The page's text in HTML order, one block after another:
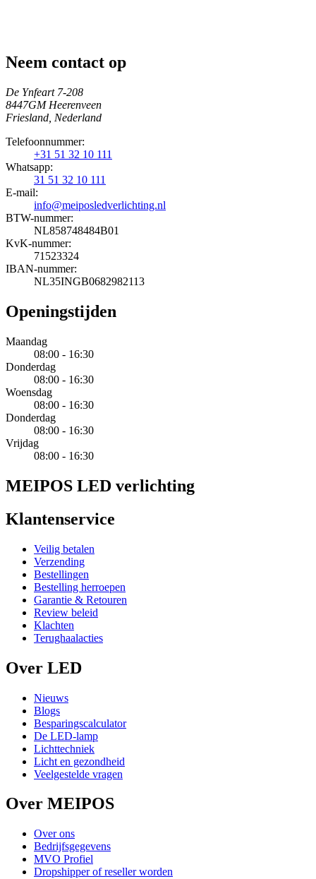
Neem contact op
De Ynfeart 7-208
8447GM Heerenveen
Friesland, Nederland
Telefoonnummer:
+31 51 32 10 111
Whatsapp:
31 51 32 10 111
E-mail:
info@meiposledverlichting.nl
BTW-nummer:
NL858748484B01
KvK-nummer:
71523324
IBAN-nummer:
NL35INGB0682982113
Openingstijden
Maandag
08:00 - 16:30
Donderdag
08:00 - 16:30
Woensdag
08:00 - 16:30
Donderdag
08:00 - 16:30
Vrijdag
08:00 - 16:30
MEIPOS LED verlichting
Klantenservice
Veilig betalen
Verzending
Bestellingen
Bestelling herroepen
Garantie & Retouren
Review beleid
Klachten
Terughaalacties
Over LED
Nieuws
Blogs
Besparingscalculator
De LED-lamp
Lichttechniek
Licht en gezondheid
Veelgestelde vragen
Over MEIPOS
Over ons
Bedrijfsgegevens
MVO Profiel
Dropshipper of reseller worden